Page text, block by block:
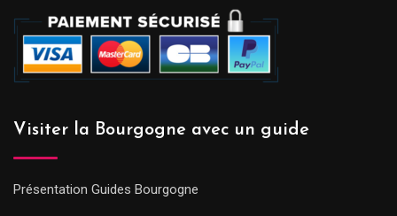
Visiter la Bourgogne avec un guide
Présentation Guides Bourgogne